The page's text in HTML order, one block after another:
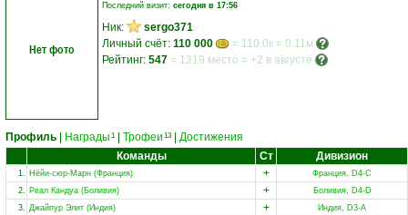
Нет фото
Последний визит: сегодня в 17:56
Ник:
sergo371
Личный счёт: 110 000
= 110.0к = 0.11м
Рейтинг: 547 = 1319 место = +2 в августе
Профиль Награды 1 Трофеи 13
Достижения
Команды
Ст Дивизион
1. Нёйи-сюр-Марн (Франция) +
Франция, D4-C
2. Реал Кандуа (Боливия) +
Боливия, D4-D
3. Джайпур Элит (Индия) +
Индия, D3-A